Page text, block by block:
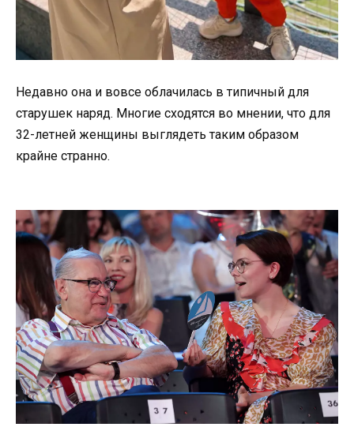
Недавно она и вовсе облачилась в типичный для
старушек наряд. Многие сходятся во мнении, что для
32-летней женщины выглядеть таким образом
крайне странно.